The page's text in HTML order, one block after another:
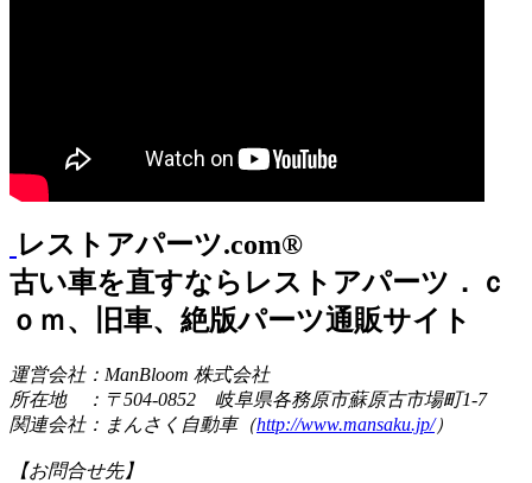
レストアパーツ.com®
古い車を直すならレストアパーツ．ｃ
ｏｍ、旧車、絶版パーツ通販サイト
運営会社：ManBloom 株式会社
所在地 ：〒504-0852 岐阜県各務原市蘇原古市場町1-7
関連会社：まんさく自動車（http://www.mansaku.jp/）
【お問合せ先】